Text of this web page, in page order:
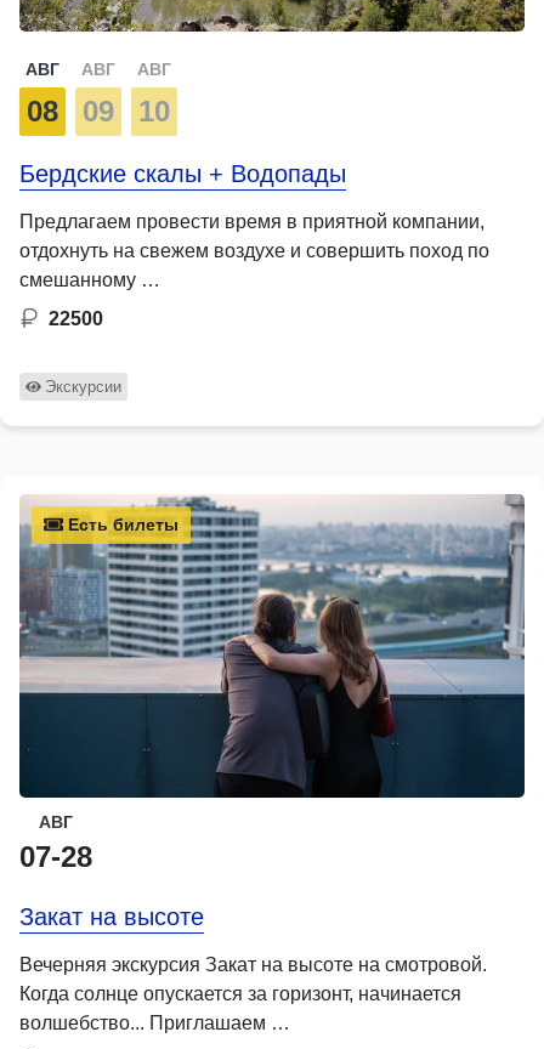
АВГ
08
АВГ
09
АВГ
10
Бердские скалы + Водопады
Предлагаем провести время в приятной компании,
отдохнуть на свежем воздухе и совершить поход по
смешанному …
22500
Экскурсии
Есть билеты
АВГ
07-28
Закат на высоте
Вечерняя экскурсия Закат на высоте на смотровой.
Когда солнце опускается за горизонт, начинается
волшебство... Приглашаем …